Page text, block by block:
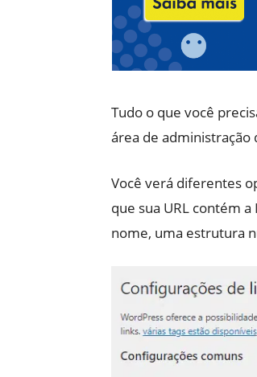
Tudo o que você
área de administração
Você verá diferentes
que sua URL contém
nome, uma estrutura